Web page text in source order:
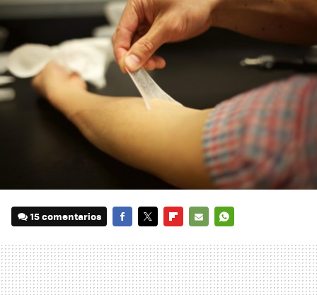
15 comentarios
MAIL